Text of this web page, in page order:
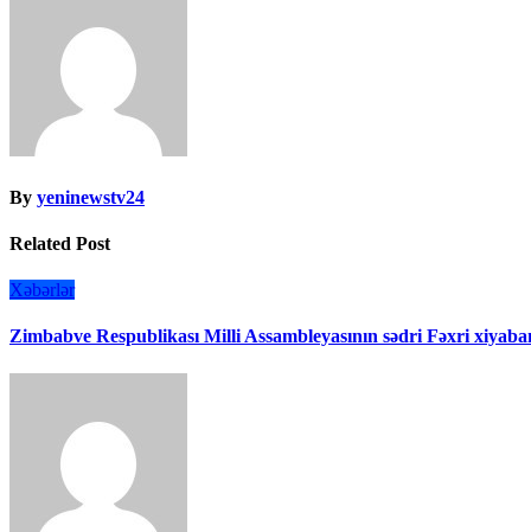
By yeninewstv24
Related Post
Xəbərlər
Zimbabve Respublikası Milli Assambleyasının sədri Fəxri